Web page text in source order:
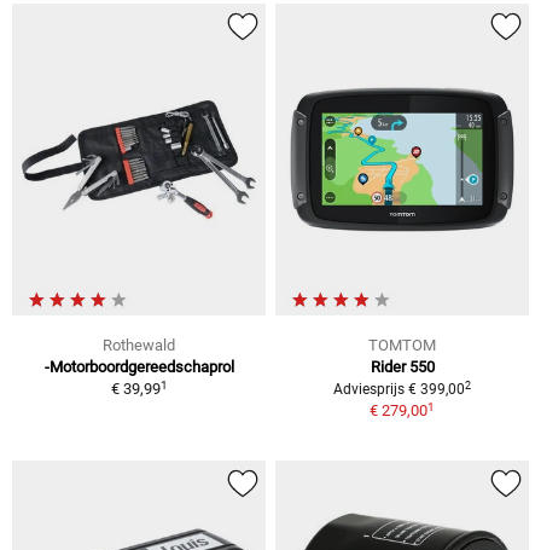
Rothewald
-Motorboordgereedschaprol
€ 39,991
TOMTOM
Rider 550
Adviesprijs € 399,002
€ 279,001